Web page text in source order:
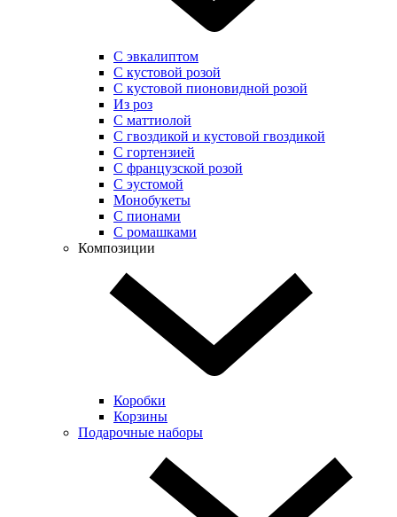
С эвкалиптом
С кустовой розой
С кустовой пионовидной розой
Из роз
С маттиолой
С гвоздикой и кустовой гвоздикой
С гортензией
С французской розой
С эустомой
Монобукеты
С пионами
С ромашками
Композиции
Коробки
Корзины
Подарочные наборы